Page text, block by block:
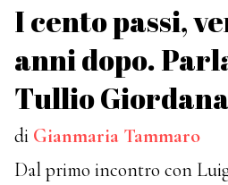
I cento passi,
anni dopo.
Tullio Giordana
di Gianmaria Tammaro
Dal primo incontro con